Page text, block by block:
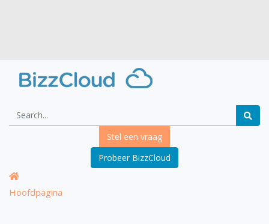
Stel een vraag
Probeer BizzCloud
Hoofdpagina